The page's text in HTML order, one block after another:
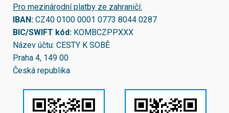
Pro mezinárodní platby ze zahraničí:
IBAN: CZ40 0100 0001 0773 8044 0287
BIC/SWIFT kód: KOMBCZPPXXX
Název účtu: CESTY K SOBĚ
Praha 4, 149 00
Česká republika